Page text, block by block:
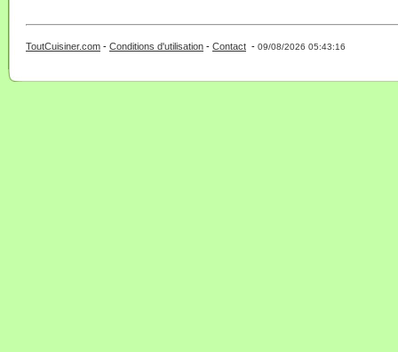
ToutCuisiner.com - Conditions d'utilisation - Contact - 09/08/2026 05:43:16